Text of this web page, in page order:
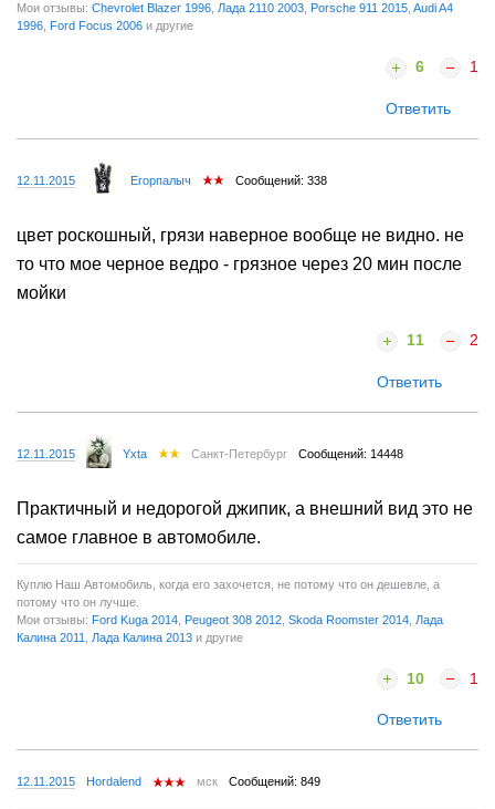
Мои отзывы: Chevrolet Blazer 1996 Лада 2110 2003 Porsche 911 2015 Audi A4
1996 Ford Focus 2006 и другие
6 1
Ответить
12.11.2015 Егорпалыч Сообщений: 338
цвет роскошный, грязи наверное вообще не видно. не
то что мое черное ведро - грязное через 20 мин после
мойки
11 2
Ответить
12.11.2015 Yxta Санкт-Петербург Сообщений: 14448
Практичный и недорогой джипик, а внешний вид это не
самое главное в автомобиле.
Куплю Наш Автомобиль, когда его захочется, не потому что он дешевле, а
потому что он лучше.
Мои отзывы: Ford Kuga 2014 Peugeot 308 2012 Skoda Roomster 2014 Лада
Калина 2011
Лада Калина 2013 и другие
10 1
Ответить
12.11.2015 Hordalend мск Сообщений: 849